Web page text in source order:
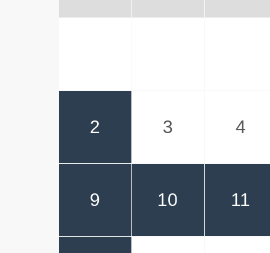
2 3 4
9 10 11